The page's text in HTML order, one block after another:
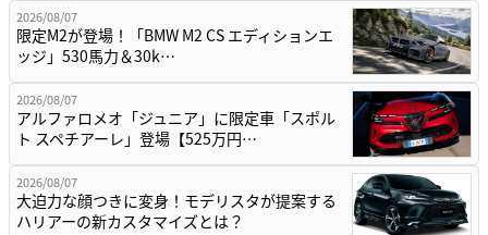
2026/08/07
限定M2が登場！「BMW M2 CS エディションエ
ッジ」530馬力＆30k…
2026/08/07
アルファロメオ「ジュニア」に限定車「スポル
ト スペチアーレ」登場【525万円…
2026/08/07
大迫力な顔つきに変身！モデリスタが提案する
ハリアーの新カスタマイズとは？